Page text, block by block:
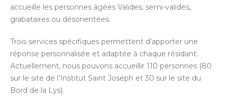
accueille les personnes âgées Valides, semi-valides,
grabataires ou désorientées.
Trois services spécifiques permettent d’apporter une
réponse personnalisée et adaptée à chaque résidant.
Actuellement, nous pouvons accueillir 110 personnes (80
sur le site de l’Institut Saint Joseph et 30 sur le site du
Bord de la Lys).